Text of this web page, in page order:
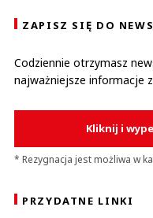
ZAPISZ SIĘ DO
Codziennie otrzymasz
najważniejsze informacje
Kliknij i
* Rezygnacja jest możliwa w
PRZYDATNE LINKI